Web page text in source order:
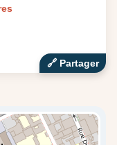
🔗‍️ Partager